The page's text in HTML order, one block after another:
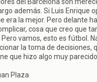
además. Si Luis Enrique
era la mejor. Pero delante
cosa que creo que
vamos, esto es fútbol.
la toma de decisiones,
que hizo algo muy parecido.
Plaza